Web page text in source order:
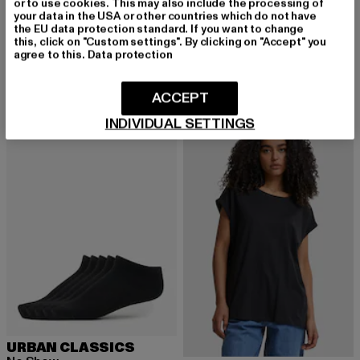
URBAN CLASSICS
Urban Classics Ladies Jersey Skort
19,13 EUR
Derzeitiger Preis: 19,13 EUR
32,99 EURAktionspreis: 32,99 EUR
URBAN CLASSICS
Leather Imitation
URBAN CLASSICS
NEU -20%
or to use cookies. This may also include the processing of
your data in the USA or other countries which do not have
the EU data protection standard. If you want to change
this, click on "Custom settings". By clicking on "Accept" you
agree to this. Data protection
INDIVIDUAL SETTINGS
ACCEPT